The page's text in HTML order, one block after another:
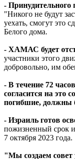
- Принудительного
"Никого не будут
уехать, смогут это
Белого дома.
- ХАМАС будет
участники этого
добровольно, им
- В течение 72
согласится на это
погибшие, должны
- Израиль готов
пожизненный срок
7 октября 2023 года.
"Мы создаем совет